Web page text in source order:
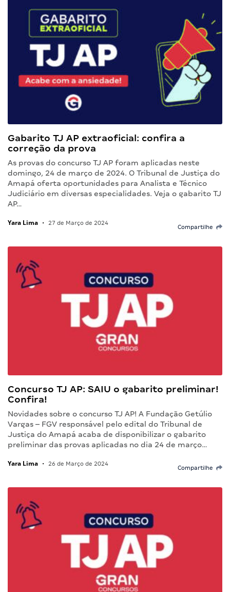
Gabarito TJ AP extraoficial: confira a
correção da prova
As provas do concurso TJ AP foram aplicadas neste
domingo, 24 de março de 2024. O Tribunal de Justiça do
Amapá oferta oportunidades para Analista e Técnico
Judiciário em diversas especialidades. Veja o gabarito TJ
AP…
Yara Lima • 27 de Março de 2024
Compartilhe
Concurso TJ AP: SAIU o gabarito preliminar!
Confira!
Novidades sobre o concurso TJ AP! A Fundação Getúlio
Vargas – FGV responsável pelo edital do Tribunal de
Justiça do Amapá acaba de disponibilizar o gabarito
preliminar das provas aplicadas no dia 24 de março…
Yara Lima • 26 de Março de 2024
Compartilhe